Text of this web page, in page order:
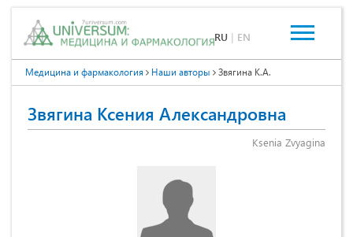
RU | EN
Медицина и фармакология Наши авторы Звягина К.А.
Звягина Ксения Александровна
Ksenia Zvyagina